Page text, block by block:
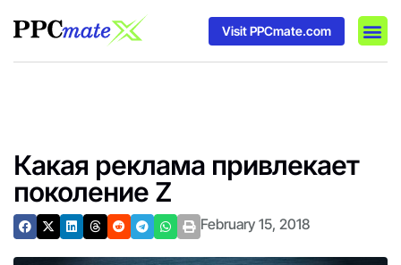
Visit PPCmate.com
Какая реклама привлекает
поколение Z
February 15, 2018